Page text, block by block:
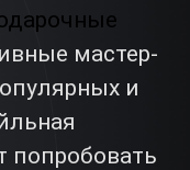
мастер-
и
попробовать